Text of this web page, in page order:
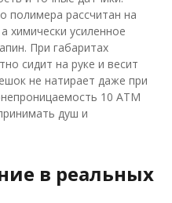
полимера рассчитан на
химически усиленное
При габаритах
сидит на руке и весит
не натирает даже при
10 ATM
душ и
в реальных